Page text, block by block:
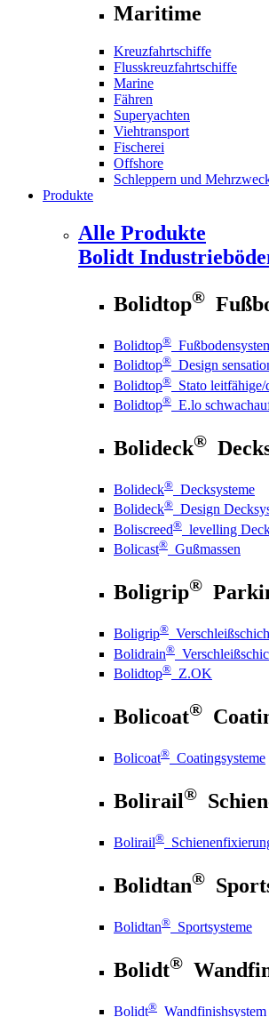
Maritime
Kreuzfahrtschiffe
Flusskreuzfahrtschiffe
Marine
Fähren
Superyachten
Viehtransport
Fischerei
Offshore
Schleppern und
Produkte
Alle Produkte
Bolidt
Bolidtop®
Bolidtop®
Bolidtop® Design
Bolidtop® Stato
Bolidtop® E.lo
Bolideck®
Bolideck® Decksysteme
Bolideck® Design
Boliscreed® levelling
Bolicast® Gußmassen
Boligrip®
Boligrip®
Bolidrain®
Bolidtop® Z.OK
Bolicoat®
Bolicoat® Coatingsysteme
Bolirail®
Bolirail®
Bolidtan®
Bolidtan® Sportsysteme
Bolidt®
Bolidt® Wandfinishsystem